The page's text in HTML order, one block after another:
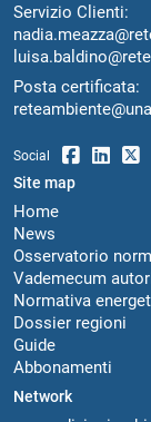
Servizio Clienti:
Posta certificata:
Social
Site map
Home
News
Osservatorio
Vademecum
Normativa
Dossier regioni
Guide
Abbonamenti
Network